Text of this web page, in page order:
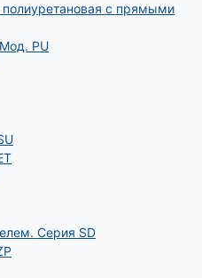
полиуретановая с прямыми
РU
Серия SD